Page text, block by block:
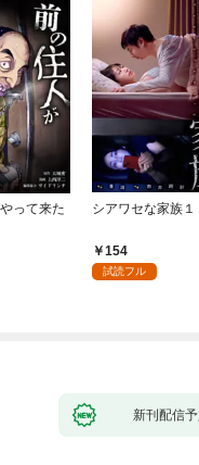
って来た
シアワセな家族１
154
試読フル
新刊配信